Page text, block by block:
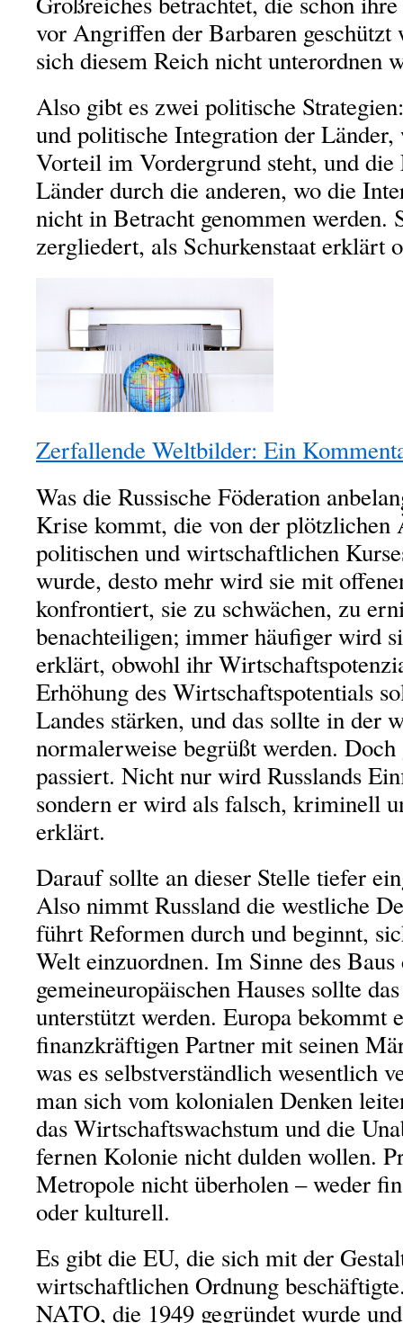
vor Angriffen der Barbaren geschützt
sich diesem Reich nicht unterordnen
Also gibt es zwei politische
und politische Integration der Länder,
Vorteil im Vordergrund steht, und die
Länder durch die anderen, wo die
nicht in Betracht genommen werden.
zergliedert, als Schurkenstaat erklärt
Zerfallende Weltbilder: Ein
Was die Russische Föderation
Krise kommt, die von der plötzlichen
politischen und wirtschaftlichen
wurde, desto mehr wird sie mit
konfrontiert, sie zu schwächen, zu
benachteiligen; immer häufiger wird
erklärt, obwohl ihr
Erhöhung des Wirtschaftspotentials
Landes stärken, und das sollte in der
normalerweise begrüßt werden. Doch
passiert. Nicht nur wird Russlands
sondern er wird als falsch, kriminell
erklärt.
Darauf sollte an dieser Stelle tiefer
Also nimmt Russland die westliche
führt Reformen durch und beginnt,
Welt einzuordnen. Im Sinne des Baus
gemeineuropäischen Hauses sollte
unterstützt werden. Europa bekommt
finanzkräftigen Partner mit seinen
was es selbstverständlich wesentlich
man sich vom kolonialen Denken
das Wirtschaftswachstum und die
fernen Kolonie nicht dulden wollen.
Metropole nicht überholen – weder
oder kulturell.
Es gibt die EU, die sich mit der
wirtschaftlichen Ordnung
NATO, die 1949 gegründet wurde